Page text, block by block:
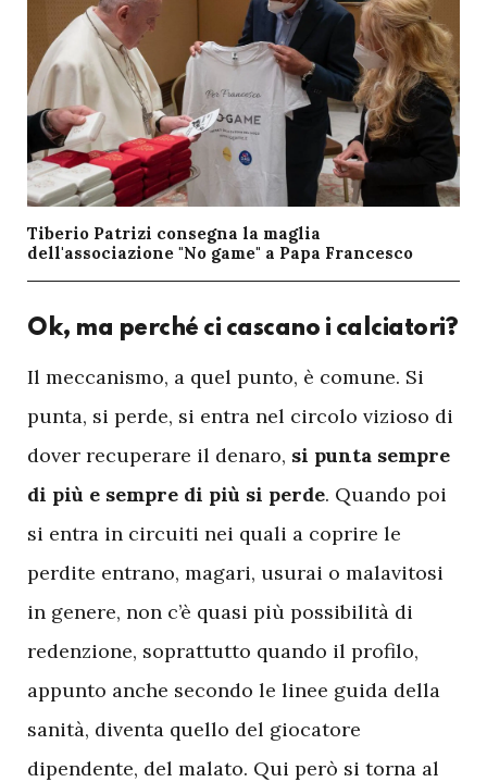
Tiberio Patrizi consegna la maglia
dell'associazione "No game" a Papa Francesco
Ok, ma perché ci cascano i calciatori?
Il meccanismo, a quel punto, è comune. Si
punta, si perde, si entra nel circolo vizioso di
dover recuperare il denaro, si punta sempre
di più e sempre di più si perde. Quando poi
si entra in circuiti nei quali a coprire le
perdite entrano, magari, usurai o malavitosi
in genere, non c’è quasi più possibilità di
redenzione, soprattutto quando il profilo,
appunto anche secondo le linee guida della
sanità, diventa quello del giocatore
dipendente, del malato. Qui però si torna al